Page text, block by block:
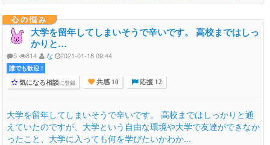
心の悩み
大学を留年してしまいそうで辛いです。 高校まではしっ
かりと…
5 814 な 2021-01-18 09:44
誰でも歓迎 !
気になる相談に登録 共感 10 応援 12
大学を留年してしまいそうで辛いです。 高校まではしっかりと通
えていたのですが、大学という自由な環境や大学で友達ができなか
ったこと、大学に入っても何を学びたいかわか...